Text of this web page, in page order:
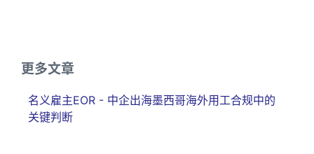
更多文章
名义雇主EOR - 中企出海墨西哥海外用工合规中的
关键判断